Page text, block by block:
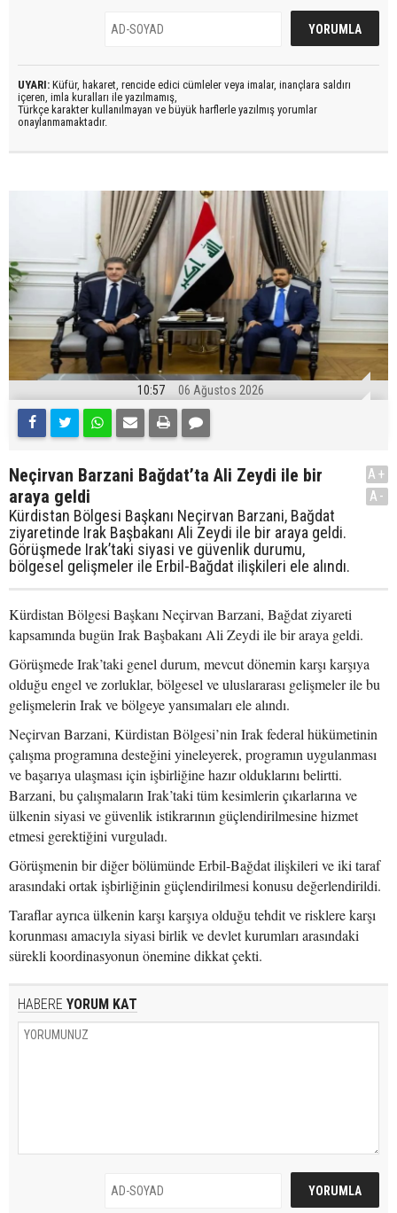
UYARI: Küfür, hakaret, rencide edici cümleler veya imalar, inançlara saldırı
içeren, imla kuralları ile yazılmamış,
Türkçe karakter kullanılmayan ve büyük harflerle yazılmış yorumlar
onaylanmamaktadır.
10:57 06 Ağustos 2026
Neçirvan Barzani Bağdat’ta Ali Zeydi ile bir
araya geldi
Kürdistan Bölgesi Başkanı Neçirvan Barzani, Bağdat
ziyaretinde Irak Başbakanı Ali Zeydi ile bir araya geldi.
Görüşmede Irak’taki siyasi ve güvenlik durumu,
bölgesel gelişmeler ile Erbil-Bağdat ilişkileri ele alındı.
A+
A-
Kürdistan Bölgesi Başkanı Neçirvan Barzani, Bağdat ziyareti
kapsamında bugün Irak Başbakanı Ali Zeydi ile bir araya geldi.
Görüşmede Irak’taki genel durum, mevcut dönemin karşı karşıya
olduğu engel ve zorluklar, bölgesel ve uluslararası gelişmeler ile bu
gelişmelerin Irak ve bölgeye yansımaları ele alındı.
Neçirvan Barzani, Kürdistan Bölgesi’nin Irak federal hükümetinin
çalışma programına desteğini yineleyerek, programın uygulanması
ve başarıya ulaşması için işbirliğine hazır olduklarını belirtti.
Barzani, bu çalışmaların Irak’taki tüm kesimlerin çıkarlarına ve
ülkenin siyasi ve güvenlik istikrarının güçlendirilmesine hizmet
etmesi gerektiğini vurguladı.
Görüşmenin bir diğer bölümünde Erbil-Bağdat ilişkileri ve iki taraf
arasındaki ortak işbirliğinin güçlendirilmesi konusu değerlendirildi.
Taraflar ayrıca ülkenin karşı karşıya olduğu tehdit ve risklere karşı
korunması amacıyla siyasi birlik ve devlet kurumları arasındaki
sürekli koordinasyonun önemine dikkat çekti.
HABERE YORUM KAT